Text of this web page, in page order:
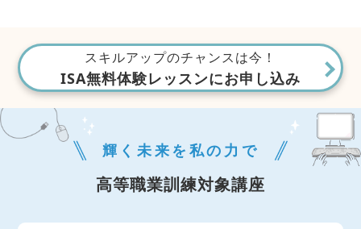
スキルアップのチャンスは今！
ISA無料体験レッスンにお申し込み
輝く未来を私の力で
高等職業訓練対象講座